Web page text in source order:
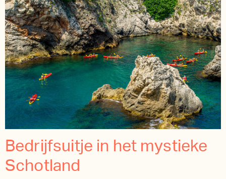
Bedrijfsuitje in het mystieke
Schotland